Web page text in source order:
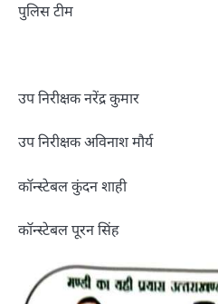
पुलिस टीम
उप निरीक्षक नरेंद्र कुमार
उप निरीक्षक अविनाश मौर्य
कॉन्स्टेबल कुंदन शाही
कॉन्स्टेबल पूरन सिंह